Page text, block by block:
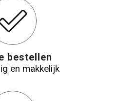
bestellen
en makkelijk